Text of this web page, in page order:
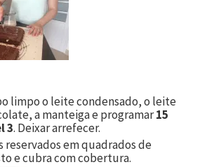
limpo o leite condensado, o leite
a manteiga e programar15
3. Deixar arrefecer.
reservados em quadrados de
e cubra com cobertura.